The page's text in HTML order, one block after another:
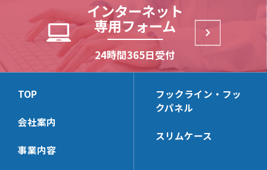
インターネット
専用フォーム
24時間365日受付
TOP
会社案内
事業内容
フックライン・フッ
クパネル
スリムケース